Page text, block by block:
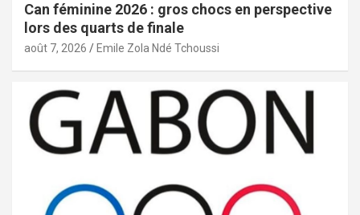
Can féminine 2026 : gros chocs en perspective
lors des quarts de finale
août 7, 2026 Emile Zola Ndé Tchoussi